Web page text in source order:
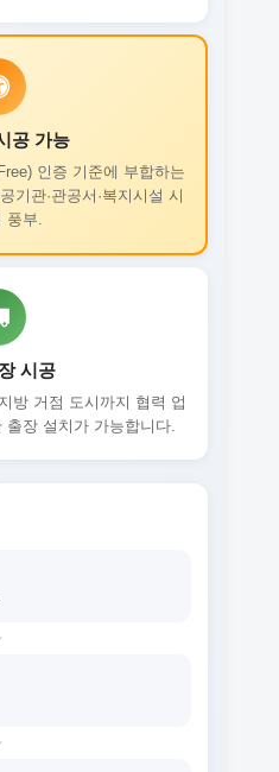
공 가능
인증 기준에 부합하는
기관·관공서·복지시설 시
풍부.
시공
방 거점 도시까지 협력 업
장 설치가 가능합니다.